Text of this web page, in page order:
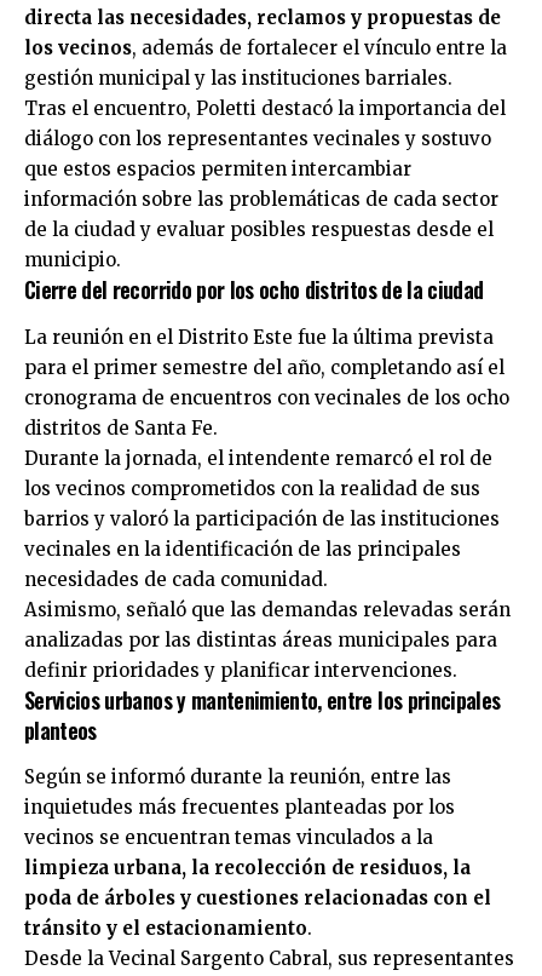
directa las necesidades, reclamos y propuestas de
los vecinos, además de fortalecer el vínculo entre la
gestión municipal y las instituciones barriales.
Tras el encuentro, Poletti destacó la importancia del
diálogo con los representantes vecinales y sostuvo
que estos espacios permiten intercambiar
información sobre las problemáticas de cada sector
de la ciudad y evaluar posibles respuestas desde el
municipio.
Cierre del recorrido por los ocho distritos de la ciudad
La reunión en el Distrito Este fue la última prevista
para el primer semestre del año, completando así el
cronograma de encuentros con vecinales de los ocho
distritos de Santa Fe.
Durante la jornada, el intendente remarcó el rol de
los vecinos comprometidos con la realidad de sus
barrios y valoró la participación de las instituciones
vecinales en la identificación de las principales
necesidades de cada comunidad.
Asimismo, señaló que las demandas relevadas serán
analizadas por las distintas áreas municipales para
definir prioridades y planificar intervenciones.
Servicios urbanos y mantenimiento, entre los principales
planteos
Según se informó durante la reunión, entre las
inquietudes más frecuentes planteadas por los
vecinos se encuentran temas vinculados a la
limpieza urbana, la recolección de residuos, la
poda de árboles y cuestiones relacionadas con el
tránsito y el estacionamiento.
Desde la Vecinal Sargento Cabral, sus representantes